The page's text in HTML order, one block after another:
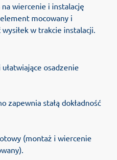
wiercenie i instalację
mocowany i
w trakcie instalacji.
osadzenie
zapewnia stałą dokładność
(montaż i wiercenie